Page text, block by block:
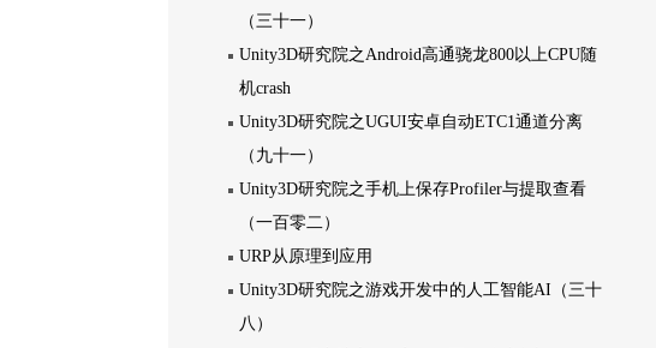
（三十一）
Unity3D研究院之Android高通骁龙800以上CPU随
机crash
Unity3D研究院之UGUI安卓自动ETC1通道分离
（九十一）
Unity3D研究院之手机上保存Profiler与提取查看
（一百零二）
URP从原理到应用
Unity3D研究院之游戏开发中的人工智能AI（三十
八）